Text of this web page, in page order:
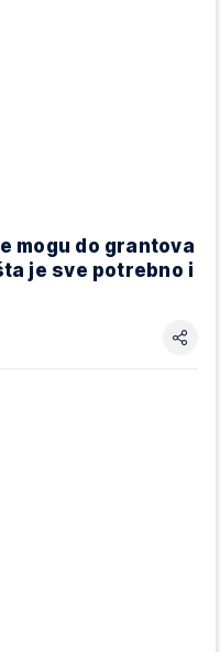
mogu do grantova
je sve potrebno i